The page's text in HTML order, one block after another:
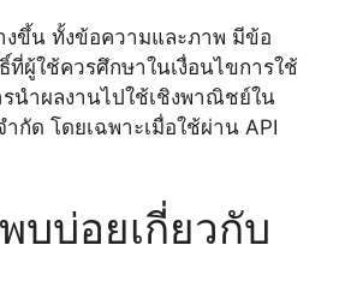
งขึ้น ทั้งข้อความและภาพ มีข้อ
ที่ผู้ใช้ควรศึกษาในเงื่อนไขการใช้
รนำผลงานไปใช้เชิงพาณิชย์ใน
กัด โดยเฉพาะเมื่อใช้ผ่าน API
บบ่อยเกี่ยวกับ